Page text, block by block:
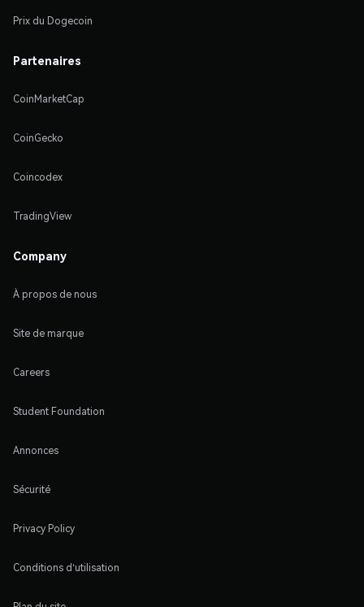
Prix du Dogecoin
Partenaires
CoinMarketCap
CoinGecko
Coincodex
TradingView
Company
À propos de nous
Site de marque
Careers
Student Foundation
Annonces
Sécurité
Privacy Policy
Conditions d'utilisation